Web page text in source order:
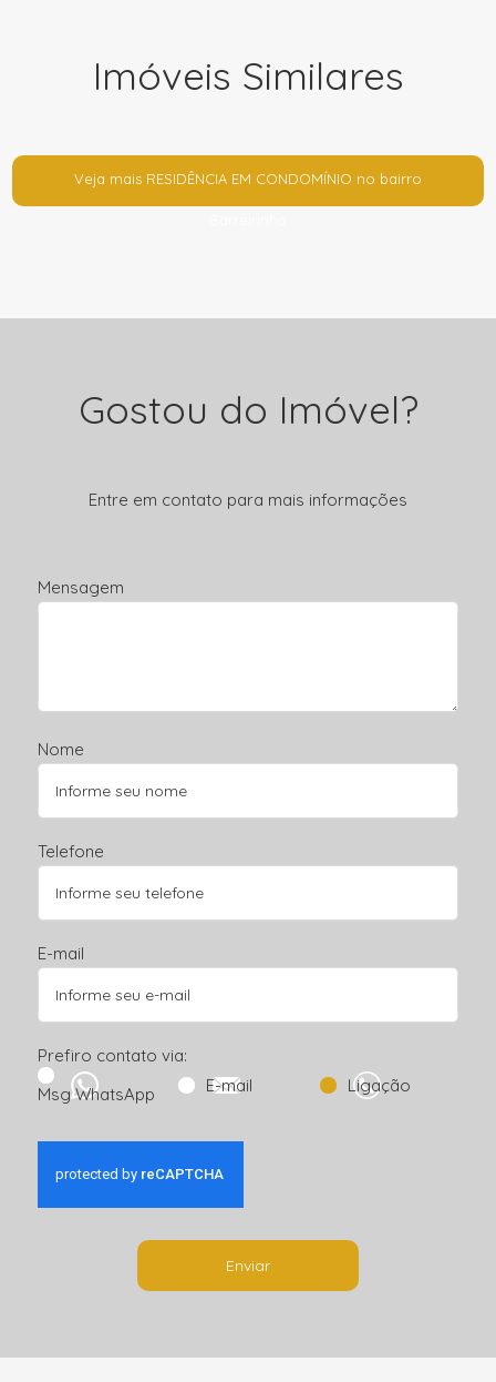
Imóveis Similares
Veja mais RESIDÊNCIA EM CONDOMÍNIO no bairro
Gostou do Imóvel?
Entre em contato para mais informações
Mensagem
Nome
Telefone
E-mail
Prefiro contato via:
Msg WhatsApp
E-mail Ligação
Enviar